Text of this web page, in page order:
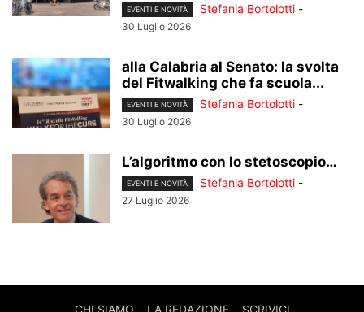
EVENTI E NOVITÀ Stefania Bortolotti -
30 Luglio 2026
alla Calabria al Senato: la svolta
del Fitwalking che fa scuola...
EVENTI E NOVITÀ Stefania Bortolotti -
30 Luglio 2026
L’algoritmo con lo stetoscopio…
EVENTI E NOVITÀ Stefania Bortolotti -
27 Luglio 2026
CHI SIAMO LA REDAZIONE SCRIVICI